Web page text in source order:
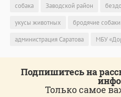
собака Заводской район
укусы животных
бродячие собаки
администрация Саратова
МБУ
Подпишитесь на
Только самое